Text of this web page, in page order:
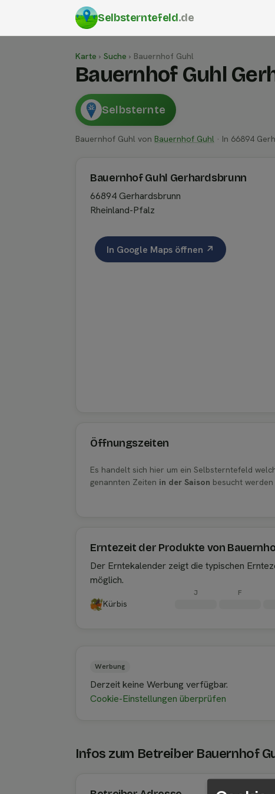
Selbsterntefeld.de
Karte › Suche › Bauernhof Guhl
Bauernhof Guhl
Selbsternte
Bauernhof Guhl von Bauernhof Guhl · In 66894
Bauernhof Guhl Gerhardsbrunn
66894 Gerhardsbrunn
Rheinland-Pfalz
In Google Maps öffnen ↗
Öffnungszeiten
Es handelt sich hier um ein Selbsterntefeld
genannten Zeiten in der Saison besucht werden
Erntezeit der Produkte von
Der Erntekalender zeigt die typischen
möglich.
J F
Kürbis
Werbung
Derzeit keine Werbung verfügbar.
Cookie-Einstellungen überprüfen
Infos zum Betreiber Bauernhof